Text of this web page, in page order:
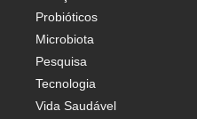
Probióticos
Microbiota
Pesquisa
Tecnologia
Vida Saudável